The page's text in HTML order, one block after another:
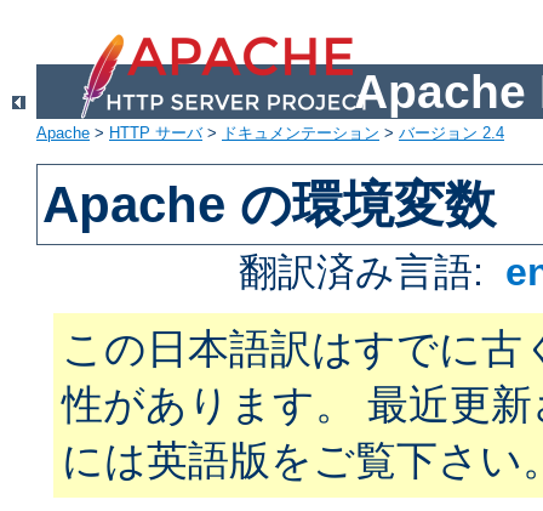
Apache
Apache > HTTP サーバ> ドキュメンテーション > バージョン 2.4
Apache の環境変数
翻訳済み言語:
この日本語訳はすでに古
性があります。 最近更
には英語版をご覧下さい